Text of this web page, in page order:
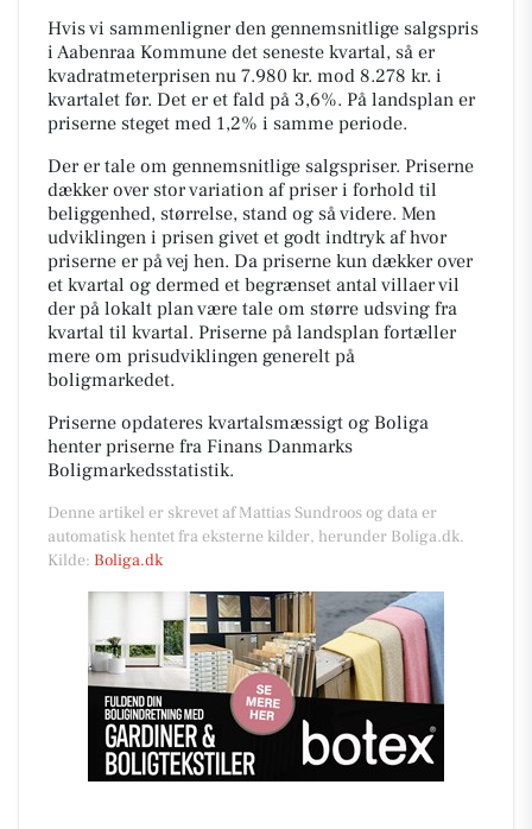
Hvis vi sammenligner den gennemsnitlige salgspris
i Aabenraa Kommune det seneste kvartal, så er
kvadratmeterprisen nu 7.980 kr. mod 8.278 kr. i
kvartalet før. Det er et fald på 3,6%. På landsplan er
priserne steget med 1,2% i samme periode.
Der er tale om gennemsnitlige salgspriser. Priserne
dækker over stor variation af priser i forhold til
beliggenhed, størrelse, stand og så videre. Men
udviklingen i prisen givet et godt indtryk af hvor
priserne er på vej hen. Da priserne kun dækker over
et kvartal og dermed et begrænset antal villaer vil
der på lokalt plan være tale om større udsving fra
kvartal til kvartal. Priserne på landsplan fortæller
mere om prisudviklingen generelt på
boligmarkedet.
Priserne opdateres kvartalsmæssigt og Boliga
henter priserne fra Finans Danmarks
Boligmarkedsstatistik.
Denne artikel er skrevet af Mattias Sundroos og data er
automatisk hentet fra eksterne kilder, herunder Boliga.dk.
Kilde: Boliga.dk